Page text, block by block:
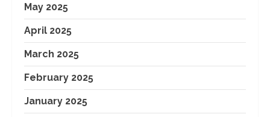
May 2025
April 2025
March 2025
February 2025
January 2025